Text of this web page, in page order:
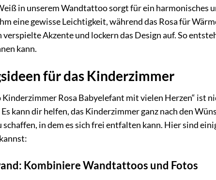
in unserem Wandtattoo sorgt für ein harmonisches
eine gewisse Leichtigkeit, während das Rosa für
Akzente und lockern das Design auf. So
kann.
für das Kinderzimmer
Rosa Babyelefant mit vielen Herzen“ ist
kann dir helfen, das Kinderzimmer ganz nach den
schaffen, in dem es sich frei entfalten kann. Hier sind
Kombiniere Wandtattoos und Fotos